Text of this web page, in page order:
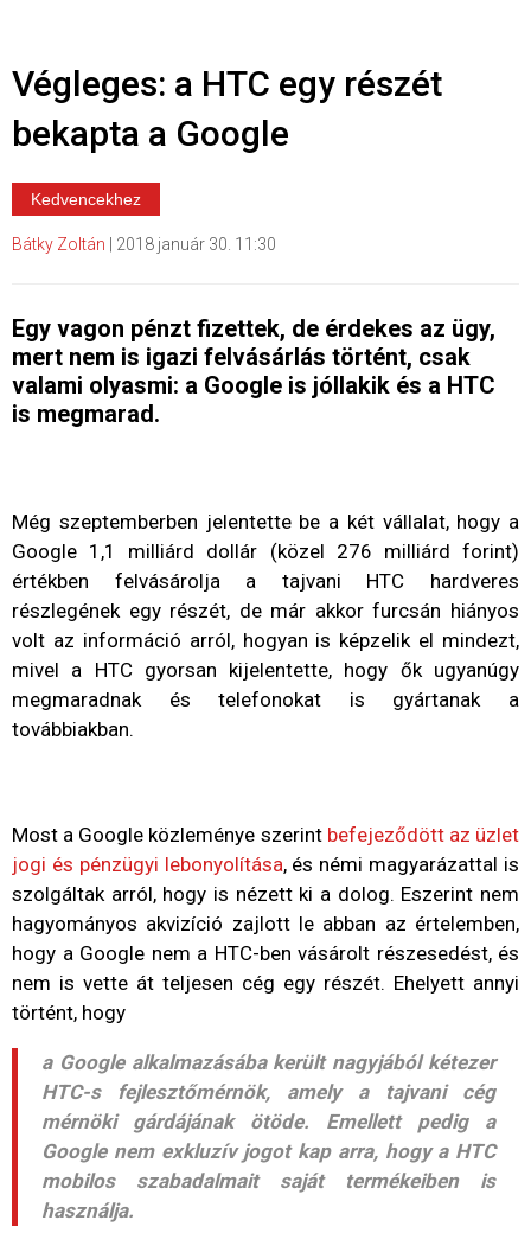
Végleges: a HTC egy részét
bekapta a Google
Kedvencekhez
Bátky Zoltán 2018 január 30. 11:30
Egy vagon pénzt fizettek, de érdekes az ügy,
mert nem is igazi felvásárlás történt, csak
valami olyasmi: a Google is jóllakik és a HTC
is megmarad.
Még szeptemberben jelentette be a két vállalat, hogy a
Google 1,1 milliárd dollár (közel 276 milliárd forint)
értékben felvásárolja a tajvani HTC hardveres
részlegének egy részét, de már akkor furcsán hiányos
volt az információ arról, hogyan is képzelik el mindezt,
mivel a HTC gyorsan kijelentette, hogy ők ugyanúgy
megmaradnak és telefonokat is gyártanak a
továbbiakban.
Most a Google közleménye szerint befejeződött az üzlet
jogi és pénzügyi lebonyolítása, és némi magyarázattal is
szolgáltak arról, hogy is nézett ki a dolog. Eszerint nem
hagyományos akvizíció zajlott le abban az értelemben,
hogy a Google nem a HTC-ben vásárolt részesedést, és
nem is vette át teljesen cég egy részét. Ehelyett annyi
történt, hogy
a Google alkalmazásába került nagyjából kétezer
HTC-s fejlesztőmérnök, amely a tajvani cég
mérnöki gárdájának ötöde. Emellett pedig a
Google nem exkluzív jogot kap arra, hogy a HTC
mobilos szabadalmait saját termékeiben is
használja.